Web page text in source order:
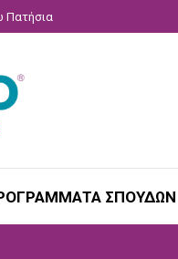
Πατήσια
ΣΠΟΥΔΩΝ
ΣΠΟΥΔΩΝ